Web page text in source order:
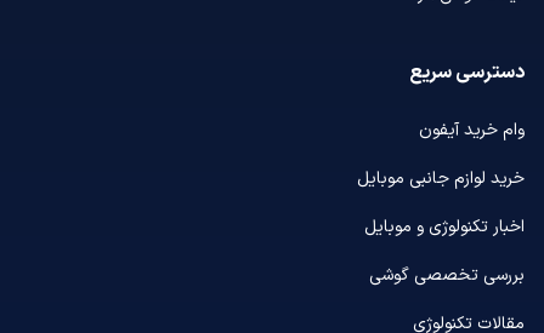
دسترسی سریع
وام خرید آیفون
خرید لوازم جانبی موبایل
اخبار تکنولوژی و موبایل
بررسی تخصصی گوشی
مقالات تکنولوژی